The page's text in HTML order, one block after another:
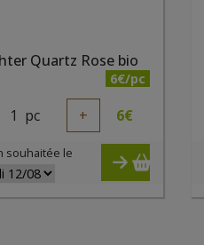
Quartz Rose bio
6€/pc
1 pc + 6€
souhaitée le